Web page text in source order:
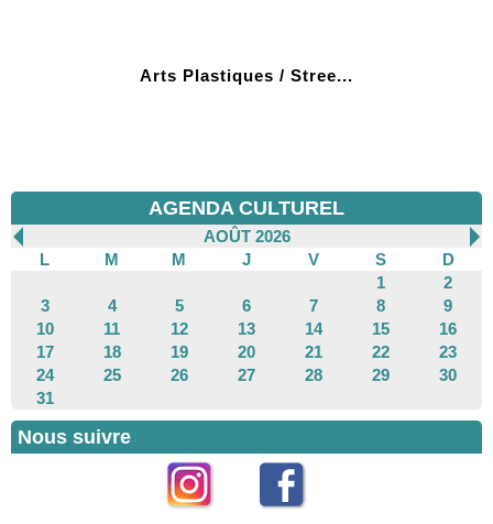
Arts Plastiques / Stree...
AGENDA CULTUREL
AOÛT 2026
L
M M J V S
D
1
2
3
4 5 6 7 8
9
10
11 12 13 14 15
16
17
18 19 20 21 22
23
24
25 26 27 28 29
30
31
Nous suivre